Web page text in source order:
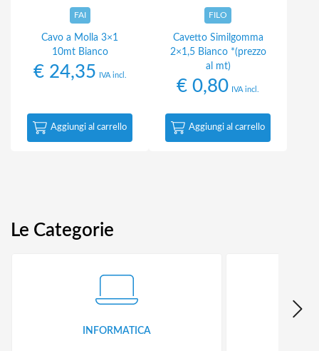
FAI
Cavo a Molla 3×1
10mt Bianco
€24,35 IVA incl.
Aggiungi al carrello
FILO
Cavetto Similgomma
2×1,5 Bianco *(prezzo
al mt)
€ 0,80 IVA incl.
Aggiungi al carrello
Le Categorie
INFORMATICA